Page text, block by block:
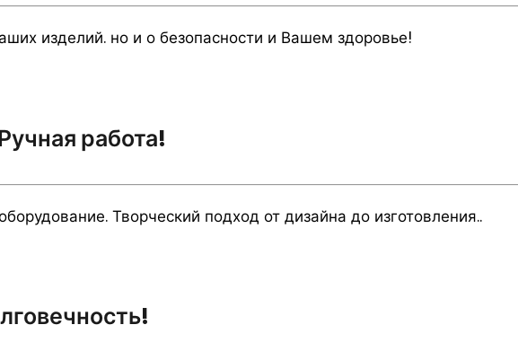
изделий. но и о безопасности и Вашем здоровье!
работа!
Творческий подход от дизайна до изготовления..